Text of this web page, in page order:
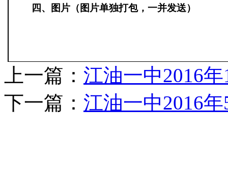
四、图片（图片单独打包，一并发送）
上一篇： 江油一中2016
下一篇： 江油一中2016